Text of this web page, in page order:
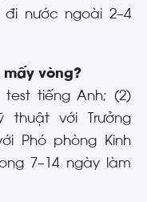
nước ngoài 2–4
mấy vòng?
test tiếng Anh; (2)
thuật với Trưởng
Phó phòng Kinh
7–14 ngày làm